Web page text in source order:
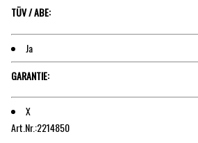
TÜV / ABE:
Ja
GARANTIE:
X
Art.Nr.:2214850